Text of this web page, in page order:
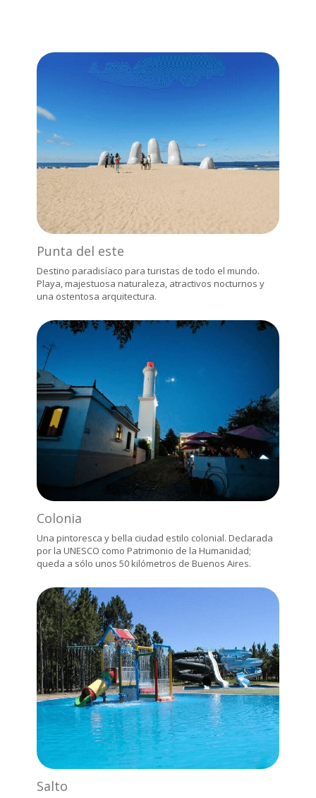
Punta del este
Destino paradisíaco para turistas de todo el mundo.
Playa, majestuosa naturaleza, atractivos nocturnos y
una ostentosa arquitectura.
Colonia
Una pintoresca y bella ciudad estilo colonial. Declarada
por la UNESCO como Patrimonio de la Humanidad;
queda a sólo unos 50 kilómetros de Buenos Aires.
Salto